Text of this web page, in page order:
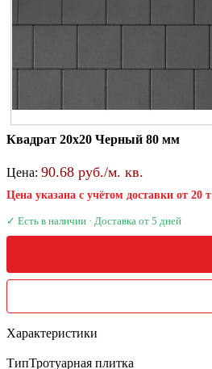
Квадрат 20х20 Черный 80 мм
Цена: 90.68 руб./м. кв.
Цена указана с учётом доставки от 20 т
✓ Есть в наличии · Доставка от 5 дней
Характеристики
ТипТротуарная плитка